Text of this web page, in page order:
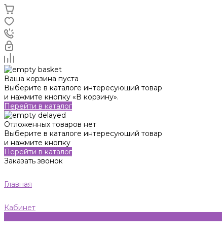
Ваша корзина пуста
Выберите в каталоге интересующий товар
и нажмите кнопку «В корзину».
Перейти в каталог
Отложенных товаров нет
Выберите в каталоге интересующий товар
и нажмите кнопку
Перейти в каталог
Заказать звонок
Главная
Кабинет